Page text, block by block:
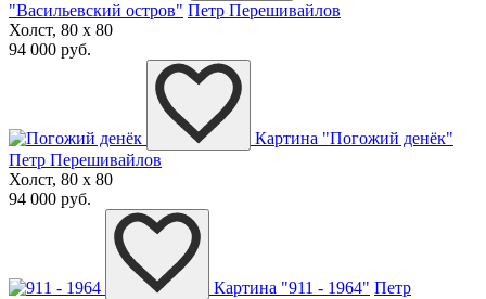
"Васильевский остров" Петр Перешивайлов
Холст, 80 x 80
94 000 руб.
Картина "Погожий денёк"
Петр Перешивайлов
Холст, 80 x 80
94 000 руб.
Картина "911 - 1964" Петр